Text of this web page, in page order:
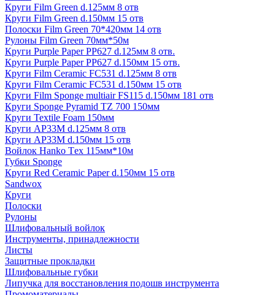
Круги Film Green d.125мм 8 отв
Круги Film Green d.150мм 15 отв
Полоски Film Green 70*420мм 14 отв
Рулоны Film Green 70мм*50м
Круги Purple Paper PP627 d.125мм 8 отв.
Круги Purple Paper PP627 d.150мм 15 отв.
Круги Film Ceramic FC531 d.125мм 8 отв
Круги Film Ceramic FC531 d.150мм 15 отв
Круги Film Sponge multiair FS115 d.150мм 181 отв
Круги Sponge Pyramid TZ 700 150мм
Круги Textile Foam 150мм
Круги AP33M d.125мм 8 отв
Круги AP33M d.150мм 15 отв
Войлок Hanko Tех 115мм*10м
Губки Sponge
Круги Red Ceramic Paper d.150мм 15 отв
Sandwox
Круги
Полоски
Рулоны
Шлифовальный войлок
Инструменты, принадлежности
Листы
Защитные прокладки
Шлифовальные губки
Липучка для восстановления подошв инструмента